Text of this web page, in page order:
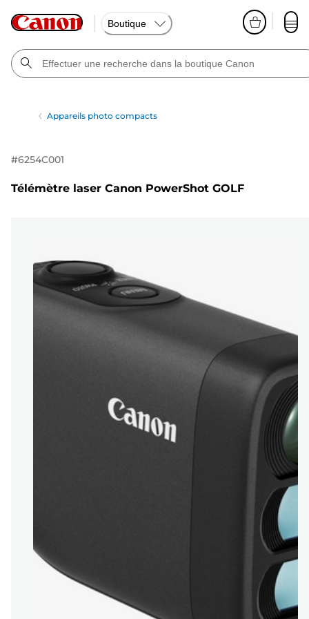
Boutique
Appareils photo compacts
#6254C001
Télémètre laser Canon PowerShot GOLF